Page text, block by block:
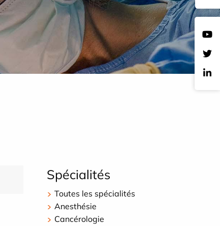
Spécialités
Toutes les spécialités
Anesthésie
Cancérologie